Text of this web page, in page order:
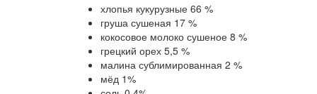
хлопья кукурузные 66 %
груша сушеная 17 %
кокосовое молоко сушеное 8 %
грецкий орех 5,5 %
малина сублимированная 2 %
мёд 1%